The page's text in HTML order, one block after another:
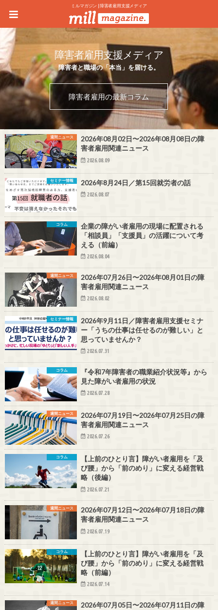
ミルマガジン | 障害者雇用支援メディア
障害者雇用支援メディア
障害者と職場の「本当」を届ける。
障害者雇用の最新コラム
週間ニュース
2026年08月02日〜2026年08月08日の障
害者雇用関連ニュース
2026.08.09
セミナー情報 2026年8月24日／第15回就労者の話
2026.08.07
コラム
企業の障がい者雇用の現場に配置される
「相談員」「支援員」の活躍について考
える（前編）
2026.08.04
週間ニュース
2026年07月26日〜2026年08月01日の障
害者雇用関連ニュース
2026.08.02
セミナー情報
2026年9月11日／障害者雇用支援セミナ
ー「うちの仕事は任せるのが難しい」と
思っていませんか？
2026.07.31
コラム
『令和7年障害者の職業紹介状況等』から
見た障がい者雇用の状況
2026.07.28
週間ニュース
2026年07月19日〜2026年07月25日の障
害者雇用関連ニュース
2026.07.26
コラム
【上前のひとり言】障がい者雇用を「及
び腰」から「前のめり」に変える経営戦
略（後編）
2026.07.21
週間ニュース
2026年07月12日〜2026年07月18日の障
害者雇用関連ニュース
2026.07.19
コラム
【上前のひとり言】障がい者雇用を「及
び腰」から「前のめり」に変える経営戦
略（前編）
2026.07.14
週間ニュース
2026年07月05日〜2026年07月11日の障